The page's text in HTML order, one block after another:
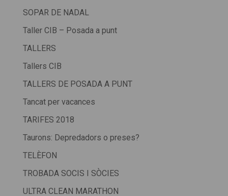
SOPAR DE NADAL
Taller CIB – Posada a punt
TALLERS
Tallers CIB
TALLERS DE POSADA A PUNT
Tancat per vacances
TARIFES 2018
Taurons: Depredadors o preses?
TELÈFON
TROBADA SOCIS I SÒCIES
ULTRA CLEAN MARATHON